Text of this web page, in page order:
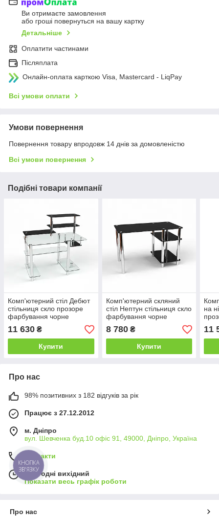
Ви отримаєте замовлення
або гроші повернуться на вашу картку
Детальніше
Оплатити частинами
Післяплата
Онлайн-оплата карткою Visa, Mastercard - LiqPay
Всі умови оплати
Умови повернення
Повернення товару впродовж 14 днів за домовленістю
Всі умови повернення
Подібні товари компанії
Комп'ютерний стіл Дебют
стільниця скло прозоре
фарбування чорне
1000х550х1100 мм (БЦ-
Стіл ТМ)
11 630 ₴
Купити
Комп'ютерний скляний
стіл Нептун стільниця скло
фарбування чорне
1000х550х750 мм (БЦ-
Стіл ТМ)
8 780₴
Купити
на
мм
11
Про нас
98% позитивних з 182 відгуків за рік
Працює з 27.12.2012
м. Дніпро
вул. Шевченка буд.10 офіс 91, 49000, Дніпро, Україна
Контакти
Сьогодні вихідний
Показати весь графік роботи
Про нас
КНОПКА
ЗВ'ЯЗКУ